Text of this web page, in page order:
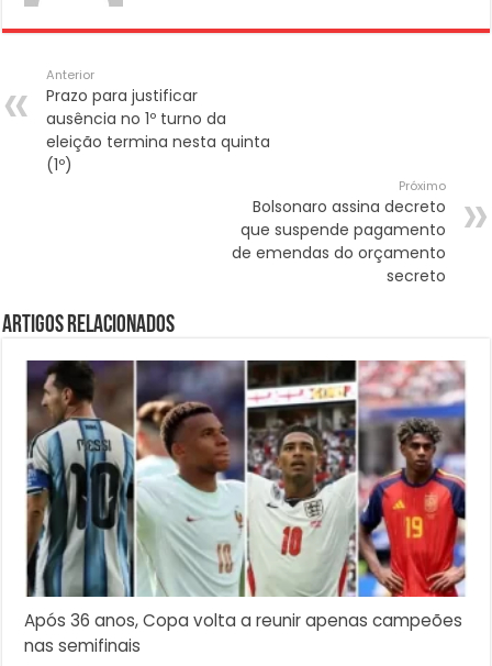
Anterior
Prazo para justificar
ausência no 1º turno da
eleição termina nesta quinta
(1º)
Próximo
Bolsonaro assina decreto
que suspende pagamento
de emendas do orçamento
secreto
Artigos Relacionados
Após 36 anos, Copa volta a reunir apenas campeões
nas semifinais